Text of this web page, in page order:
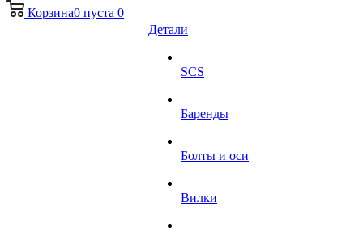
Корзина0 пуста 0
Детали
SCS
Баренды
Болты и оси
Вилки